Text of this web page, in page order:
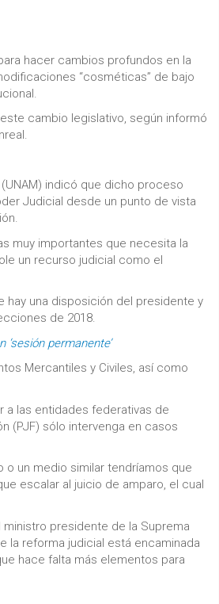
hacer cambios profundos en la
“cosméticas” de bajo
cambio legislativo, según informó
indicó que dicho proceso
Judicial desde un punto de vista
muy importantes que necesita la
un recurso judicial como el
hay una disposición del presidente y
de 2018.
permanente’
Mercantiles y Civiles, así como
a las entidades federativas de
(PJF) sólo intervenga en casos
o un medio similar tendríamos que
escalar al juicio de amparo, el cual
ministro presidente de la Suprema
la reforma judicial está encaminada
hace falta más elementos para